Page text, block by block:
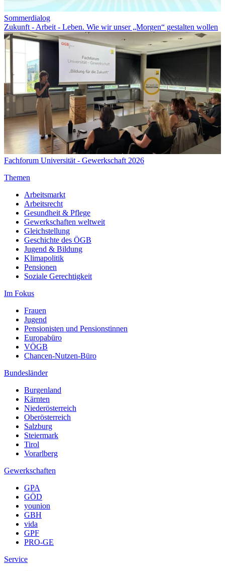
Sommerdialog
Zukunft - Arbeit - Leben. Wie wir unser „Morgen“ gestalten wollen
Fachforum Universität - Gewerkschaft 2026
Themen
Arbeitsmarkt
Arbeitsrecht
Gesundheit & Pflege
Gewerkschaften weltweit
Gleichstellung
Geschichte des ÖGB
Jugend & Bildung
Klimapolitik
Pensionen
Soziale Gerechtigkeit
Im Fokus
Frauen
Jugend
Pensionisten und Pensionstinnen
Europabüro
VÖGB
Chancen-Nutzen-Büro
Bundesländer
Burgenland
Kärnten
Niederösterreich
Oberösterreich
Salzburg
Steiermark
Tirol
Vorarlberg
Gewerkschaften
GPA
GÖD
younion
GBH
vida
GPF
PRO-GE
Service